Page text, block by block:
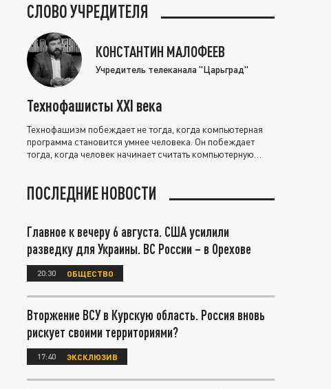
СЛОВО УЧРЕДИТЕЛЯ
КОНСТАНТИН МАЛОФЕЕВ
Учредитель телеканала "Царьград"
Технофашисты XXI века
Технофашизм побеждает не тогда, когда компьютерная
программа становится умнее человека. Он побеждает
тогда, когда человек начинает считать компьютерную
ПОСЛЕДНИЕ НОВОСТИ
Главное к вечеру 6 августа. США усилили
разведку для Украины. ВС России – в Орехове
20:30 ОБЩЕСТВО
Вторжение ВСУ в Курскую область. Россия вновь
рискует своими территориями?
17:40 ЭКСКЛЮЗИВ